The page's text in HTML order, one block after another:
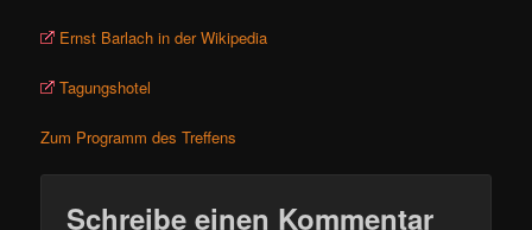
Ernst Barlach in der Wikipedia
Tagungshotel
Zum Programm des Treffens
Schreibe einen Kommentar